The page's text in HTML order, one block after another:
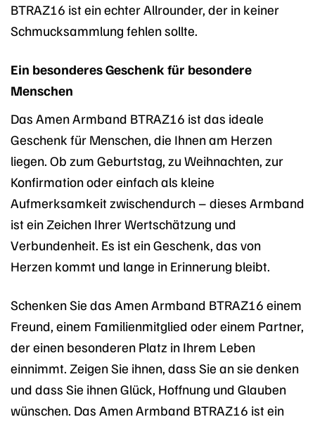
BTRAZ16 ist ein echter Allrounder, der in keiner
Schmucksammlung fehlen sollte.
Ein besonderes Geschenk für besondere
Menschen
Das Amen Armband BTRAZ16 ist das ideale
Geschenk für Menschen, die Ihnen am Herzen
liegen. Ob zum Geburtstag, zu Weihnachten, zur
Konfirmation oder einfach als kleine
Aufmerksamkeit zwischendurch – dieses Armband
ist ein Zeichen Ihrer Wertschätzung und
Verbundenheit. Es ist ein Geschenk, das von
Herzen kommt und lange in Erinnerung bleibt.
Schenken Sie das Amen Armband BTRAZ16 einem
Freund, einem Familienmitglied oder einem Partner,
der einen besonderen Platz in Ihrem Leben
einnimmt. Zeigen Sie ihnen, dass Sie an sie denken
und dass Sie ihnen Glück, Hoffnung und Glauben
wünschen. Das Amen Armband BTRAZ16 ist ein